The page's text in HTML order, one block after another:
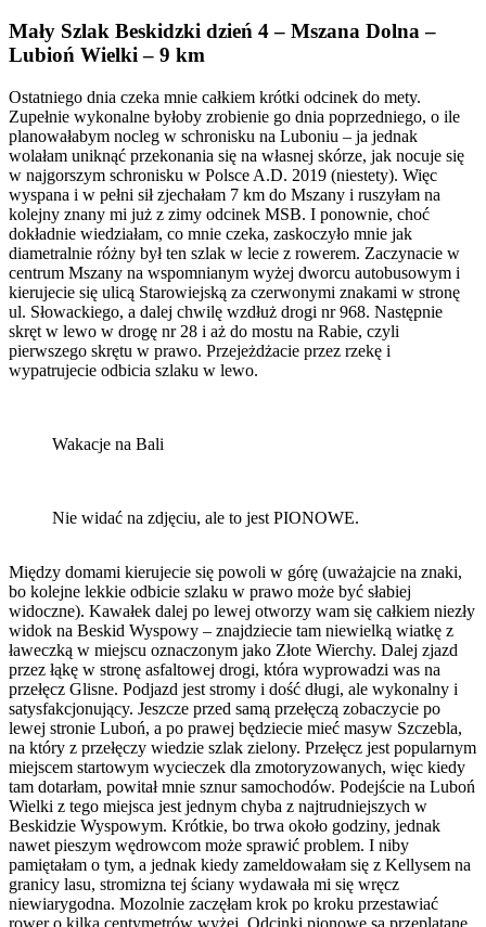
Mały Szlak Beskidzki dzień 4 – Mszana Dolna –
Lubioń Wielki – 9 km
Ostatniego dnia czeka mnie całkiem krótki odcinek do mety.
Zupełnie wykonalne byłoby zrobienie go dnia poprzedniego, o ile
planowałabym nocleg w schronisku na Luboniu – ja jednak
wolałam uniknąć przekonania się na własnej skórze, jak nocuje się
w najgorszym schronisku w Polsce A.D. 2019 (niestety). Więc
wyspana i w pełni sił zjechałam 7 km do Mszany i ruszyłam na
kolejny znany mi już z zimy odcinek MSB. I ponownie, choć
dokładnie wiedziałam, co mnie czeka, zaskoczyło mnie jak
diametralnie różny był ten szlak w lecie z rowerem. Zaczynacie w
centrum Mszany na wspomnianym wyżej dworcu autobusowym i
kierujecie się ulicą Starowiejską za czerwonymi znakami w stronę
ul. Słowackiego, a dalej chwilę wzdłuż drogi nr 968. Następnie
skręt w lewo w drogę nr 28 i aż do mostu na Rabie, czyli
pierwszego skrętu w prawo. Przejeżdżacie przez rzekę i
wypatrujecie odbicia szlaku w lewo.
Wakacje na Bali
Nie widać na zdjęciu, ale to jest PIONOWE.
Między domami kierujecie się powoli w górę (uważajcie na znaki,
bo kolejne lekkie odbicie szlaku w prawo może być słabiej
widoczne). Kawałek dalej po lewej otworzy wam się całkiem niezły
widok na Beskid Wyspowy – znajdziecie tam niewielką wiatkę z
ławeczką w miejscu oznaczonym jako Złote Wierchy. Dalej zjazd
przez łąkę w stronę asfaltowej drogi, która wyprowadzi was na
przełęcz Glisne. Podjazd jest stromy i dość długi, ale wykonalny i
satysfakcjonujący. Jeszcze przed samą przełęczą zobaczycie po
lewej stronie Luboń, a po prawej będziecie mieć masyw Szczebla,
na który z przełęczy wiedzie szlak zielony. Przełęcz jest popularnym
miejscem startowym wycieczek dla zmotoryzowanych, więc kiedy
tam dotarłam, powitał mnie sznur samochodów. Podejście na Luboń
Wielki z tego miejsca jest jednym chyba z najtrudniejszych w
Beskidzie Wyspowym. Krótkie, bo trwa około godziny, jednak
nawet pieszym wędrowcom może sprawić problem. I niby
pamiętałam o tym, a jednak kiedy zameldowałam się z Kellysem na
granicy lasu, stromizna tej ściany wydawała mi się wręcz
niewiarygodna. Mozolnie zaczęłam krok po kroku przestawiać
rower o kilka centymetrów wyżej. Odcinki pionowe są przeplatane